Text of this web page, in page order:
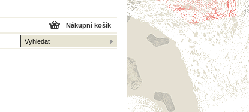
Nákupní košík